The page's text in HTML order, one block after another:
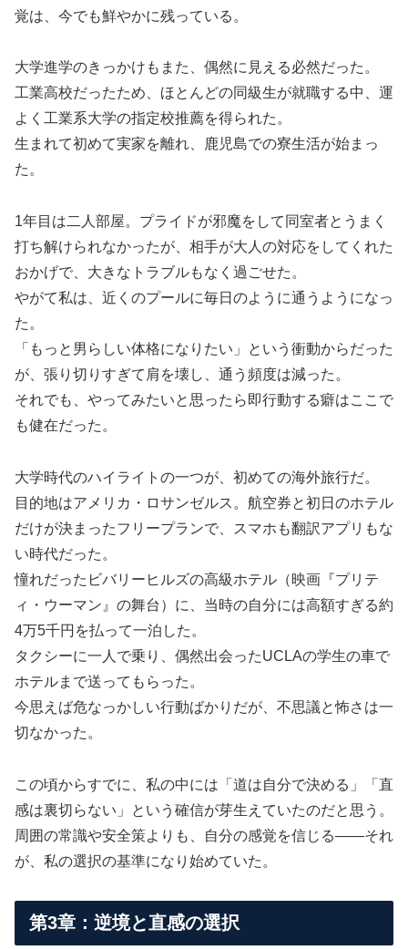
覚は、今でも鮮やかに残っている。
大学進学のきっかけもまた、偶然に見える必然だった。
工業高校だったため、ほとんどの同級生が就職する中、運
よく工業系大学の指定校推薦を得られた。
生まれて初めて実家を離れ、鹿児島での寮生活が始まっ
た。
1年目は二人部屋。プライドが邪魔をして同室者とうまく
打ち解けられなかったが、相手が大人の対応をしてくれた
おかげで、大きなトラブルもなく過ごせた。
やがて私は、近くのプールに毎日のように通うようになっ
た。
「もっと男らしい体格になりたい」という衝動からだった
が、張り切りすぎて肩を壊し、通う頻度は減った。
それでも、やってみたいと思ったら即行動する癖はここで
も健在だった。
大学時代のハイライトの一つが、初めての海外旅行だ。
目的地はアメリカ・ロサンゼルス。航空券と初日のホテル
だけが決まったフリープランで、スマホも翻訳アプリもな
い時代だった。
憧れだったビバリーヒルズの高級ホテル（映画『プリテ
ィ・ウーマン』の舞台）に、当時の自分には高額すぎる約
4万5千円を払って一泊した。
タクシーに一人で乗り、偶然出会ったUCLAの学生の車で
ホテルまで送ってもらった。
今思えば危なっかしい行動ばかりだが、不思議と怖さは一
切なかった。
この頃からすでに、私の中には「道は自分で決める」「直
感は裏切らない」という確信が芽生えていたのだと思う。
周囲の常識や安全策よりも、自分の感覚を信じる――それ
が、私の選択の基準になり始めていた。
第3章：逆境と直感の選択